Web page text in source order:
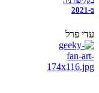
ב-2021
עדי פרל